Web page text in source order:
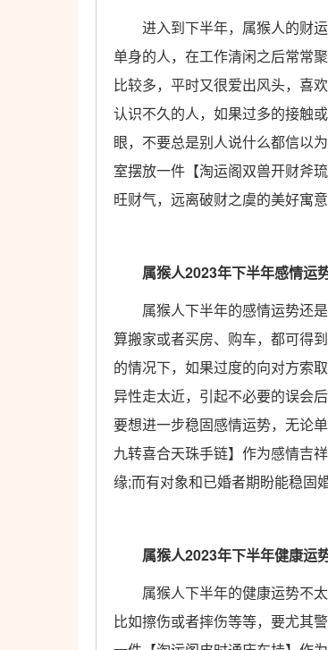
进入到下半年，属猴人的财运
单身的人，在工作清闲之后常常
比较多，平时又很爱出风头，喜
认识不久的人，如果过多的接触
眼，不要总是别人说什么都信以
室摆放一件【淘运阁双兽开财斧
旺财气，远离破财之虞的美好寓
属猴人2023年下半年感情运
属猴人下半年的感情运势还是
算搬家或者买房、购车，都可得
的情况下，如果过度的向对方索
异性走太近，引起不必要的误会
要想进一步稳固感情运势，无论
九转喜合天珠手链】作为感情吉
缘;而有对象和已婚者期盼能稳固
属猴人2023年下半年健康运
属猴人下半年的健康运势不太
比如擦伤或者摔伤等等，要尤其